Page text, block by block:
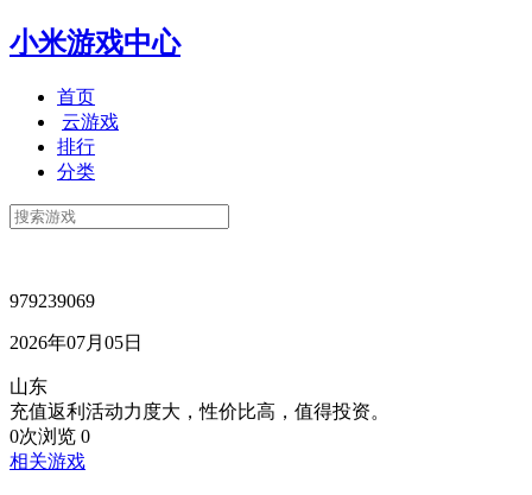
小米游戏中心
首页
云游戏
排行
分类
979239069
2026年07月05日
山东
充值返利活动力度大，性价比高，值得投资。
0次浏览 0
相关游戏